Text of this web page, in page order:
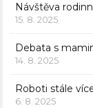
Návštěva
15. 8. 2025
Debata s
14. 8. 2025
Roboti stále
6. 8. 2025